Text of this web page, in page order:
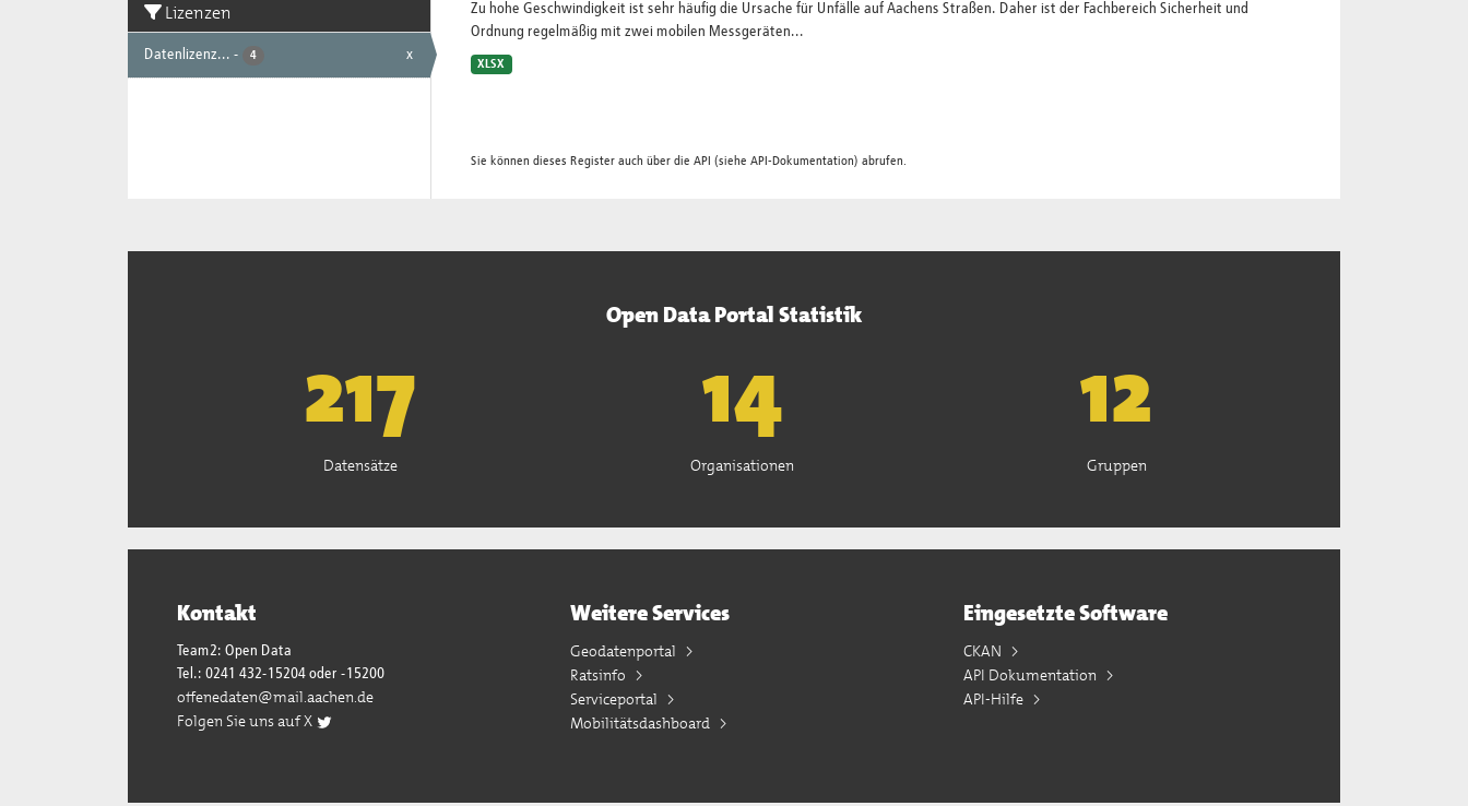
Lizenzen
Datenlizenz... - 4 x
Zu hohe Geschwindigkeit ist sehr häufig die Ursache für Unfälle auf Aachens Straßen. Daher ist der Fachbereich Sicherheit und
Ordnung regelmäßig mit zwei mobilen Messgeräten...
XLSX
Sie können dieses Register auch über die API (siehe API-Dokumentation) abrufen.
Open Data Portal Statistik
221
Datensätze
15
Organisationen
13
Gruppen
Kontakt
Team2: Open Data
Tel.: 0241 432-15204 oder -15200
offenedaten@mail.aachen.de
Folgen Sie uns auf X
Weitere Services
Geodatenportal
Ratsinfo
Serviceportal
Mobilitätsdashboard
Eingesetzte Software
CKAN
API Dokumentation
API-Hilfe